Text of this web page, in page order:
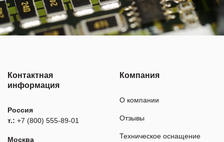
Контактная
информация
Россия
т.: +7 (800) 555-89-01
Москва
Компания
О компании
Отзывы
Техническое оснащение